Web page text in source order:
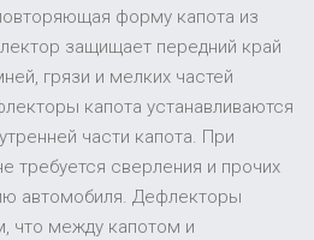
форму капота из
защищает передний край
грязи и мелких частей
капота устанавливаются
части капота. При
требуется сверления и прочих
автомобиля. Дефлекторы
что между капотом и